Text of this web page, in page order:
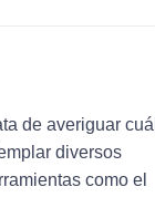
de averiguar cuál
diversos
como el